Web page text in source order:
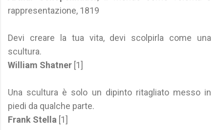
rappresentazione, 1819
Devi creare la tua vita, devi scolpirla come una
scultura.
William Shatner [1]
Una scultura è solo un dipinto ritagliato messo in
piedi da qualche parte.
Frank Stella [1]